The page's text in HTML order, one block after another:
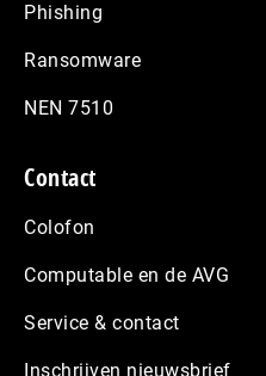
Phishing
Ransomware
NEN 7510
Contact
Colofon
Computable en de AVG
Service & contact
Inschrijven nieuwsbrief